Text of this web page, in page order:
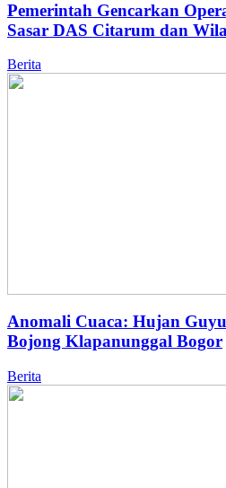
Pemerintah Gencarkan
Sasar DAS Citarum dan
Berita
Anomali Cuaca: Hujan
Bojong Klapanunggal Bogor
Berita